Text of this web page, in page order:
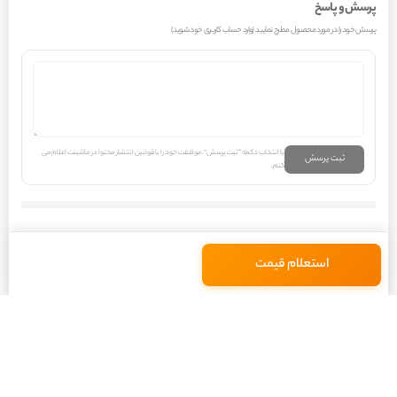
استعلام قیمت
37 درجه سانتی‌گراد کاهش می‌یابد. همچنین، اتیلن گلیکول نقطه جوش آب را
نیز افزایش می‌دهد؛ به طوری که در غلظت 50%، نقطه جوش مخلوط به حدود 108
اما ویژگی مهم دیگر ضد یخ، وجود بسته‌ی افزودنی‌های ضد خوردگی و ضد رسوب
سیلیکات‌ها، فسفات‌ها، بورات‌ها و نیتریت‌ها هستند. این مواد شیمیایی با
اجزایی مانند پمپ آب، ترموستات، رادیاتور و بلوک موتور، همگی در معرض تماس با
مایع خنک‌کننده قرار دارند و هرگونه خوردگی در این بخش‌ها می‌تواند منجر به
پرسش و پاسخ
پرسش خود را در مورد محصول مطرح نمایید (وارد حساب کاربری خود شوید)
ثبت پرسش
با انتخاب دکمه “ثبت پرسش”، موافقت خود را با قوانین انتشار محتوا در ماشینت اعلام می
کنم.